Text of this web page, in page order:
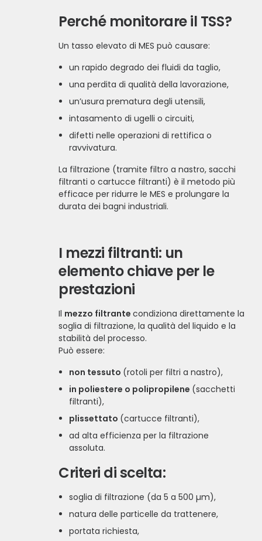
Perché monitorare il TSS?
Un tasso elevato di MES può causare:
un rapido degrado dei fluidi da taglio,
una perdita di qualità della lavorazione,
un’usura prematura degli utensili,
intasamento di ugelli o circuiti,
difetti nelle operazioni di rettifica o
ravvivatura.
La filtrazione (tramite filtro a nastro, sacchi
filtranti o cartucce filtranti) è il metodo più
efficace per ridurre le MES e prolungare la
durata dei bagni industriali.
I mezzi filtranti: un
elemento chiave per le
prestazioni
Il mezzo filtrantecondiziona direttamente la
soglia di filtrazione, la qualità del liquido e la
stabilità del processo.
Può essere:
non tessuto (rotoli per filtri a nastro),
in poliestere o polipropilene (sacchetti
filtranti),
plissettato (cartucce filtranti),
ad alta efficienza per la filtrazione
assoluta.
Criteri di scelta:
soglia di filtrazione (da 5 a 500 µm),
natura delle particelle da trattenere,
portata richiesta,